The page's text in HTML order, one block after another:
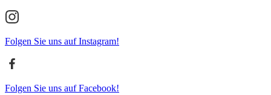
Folgen Sie uns auf Instagram!
Folgen Sie uns auf Facebook!